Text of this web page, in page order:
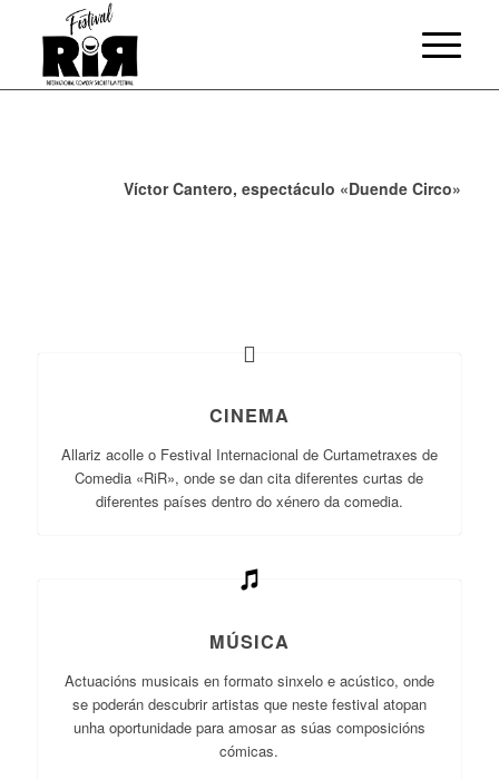
Víctor Cantero, espectáculo «Duende Circo»
CINEMA
Allariz acolle o Festival Internacional de Curtametraxes de
Comedia «RiR», onde se dan cita diferentes curtas de
diferentes países dentro do xénero da comedia.
MÚSICA
Actuacións musicais en formato sinxelo e acústico, onde
se poderán descubrir artistas que neste festival atopan
unha oportunidade para amosar as súas composicións
cómicas.